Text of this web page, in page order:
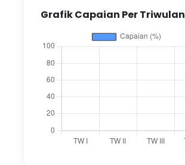
Grafik Capaian Per Triwulan